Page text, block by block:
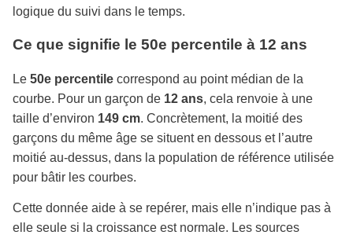
logique du suivi dans le temps.
Ce que signifie le 50e percentile à 12 ans
Le 50e percentile correspond au point médian de la
courbe. Pour un garçon de 12 ans, cela renvoie à une
taille d’environ 149 cm. Concrètement, la moitié des
garçons du même âge se situent en dessous et l’autre
moitié au-dessus, dans la population de référence utilisée
pour bâtir les courbes.
Cette donnée aide à se repérer, mais elle n’indique pas à
elle seule si la croissance est normale. Les sources